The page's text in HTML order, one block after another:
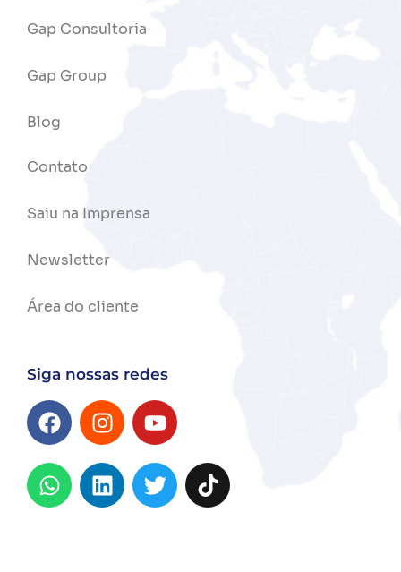
Gap Consultoria
Gap Group
Blog
Contato
Saiu na Imprensa
Newsletter
Área do cliente
Siga nossas redes